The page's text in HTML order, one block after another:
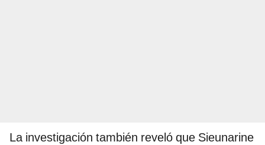
La investigación también reveló que Sieunarine